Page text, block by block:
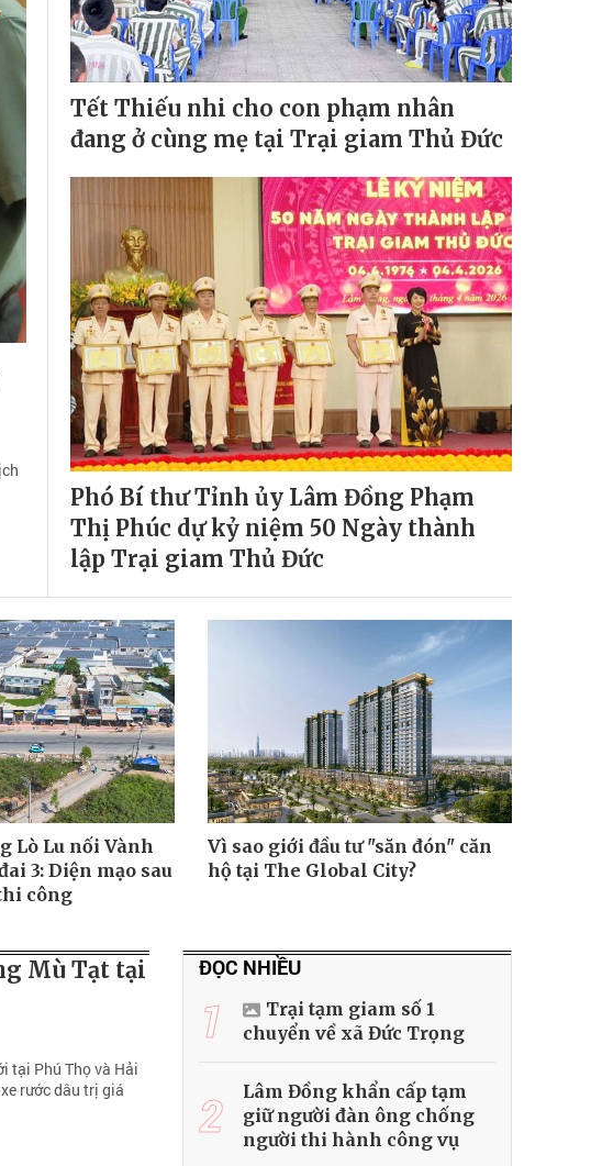
Tết Thiếu nhi cho con phạm nhân
đang ở cùng mẹ tại Trại giam Thủ Đức
Phó Bí thư Tỉnh ủy Lâm Đồng Phạm
Thị Phúc dự kỷ niệm 50 Ngày thành
lập Trại giam Thủ Đức
Lò Lu nối Vành
3: Diện mạo sau
công
Vì sao giới đầu tư "săn đón" căn
hộ tại The Global City?
Mù Tạt tại
tại Phú Thọ và Hải
rước dâu trị giá
ĐỌC NHIỀU
1
Trại tạm giam số 1
chuyển về xã Đức Trọng
2
Lâm Đồng khẩn cấp tạm
giữ người đàn ông chống
người thi hành công vụ